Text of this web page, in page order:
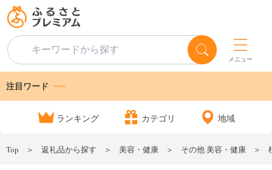
メニュー
注目ワード
ランキング カテゴリ 地域
Top 返礼品から探す 美容・健康 その他 美容・健康